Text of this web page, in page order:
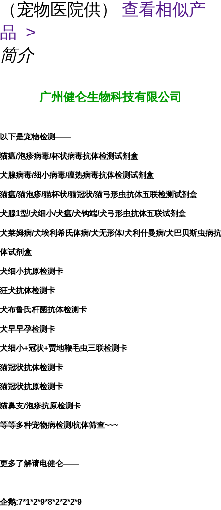
（宠物医院供） 查看相似产
品 >
简介
广州健仑生物科技有限公司
以下是宠物检测——
猫瘟/泡疹病毒/杯状病毒抗体检测试剂盒
犬腺病毒/细小病毒/瘟热病毒抗体检测试剂盒
猫瘟/猫泡疹/猫杯状/猫冠状/猫弓形虫抗体五联检测试剂盒
犬腺1型/犬细小/犬瘟/犬钩端/犬弓形虫抗体五联试剂盒
犬莱姆病/犬埃利希氏体病/犬无形体/犬利什曼病/犬巴贝斯虫病抗
体试剂盒
犬细小抗原检测卡
狂犬抗体检测卡
犬布鲁氏杆菌抗体检测卡
犬早早孕检测卡
犬细小+冠状+贾地鞭毛虫三联检测卡
猫冠状抗体检测卡
猫冠状抗原检测卡
猫鼻支/泡疹抗原检测卡
等等多种宠物病检测/抗体筛查~~~
更多了解请电健仑——
企鹅:7*1*2*9*8*2*2*2*9